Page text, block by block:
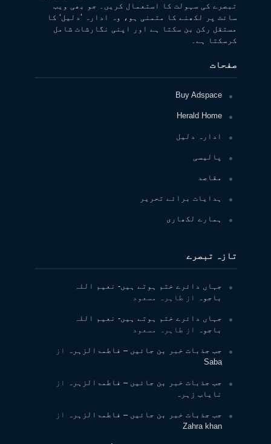
تبصرے کی سہولت کا استعمال کریں۔ جو بھی ویب
سائٹ پر لکھنے کا متمنی ہو، وہ ادارہ ’دلیل‘ کا
مستقل رکن بن سکتا ہے اور اپنی نگارشات شامل
کرسکتا ہے۔
صفحات
Buy Adspace
Herald Home
ادارہ دلیل
پالیسی
مقاصد
ہدایات برائے تحریر
ہمارے لکھاری
تازہ تبصرے
جہاں دائرے ختم ہوتے ہیں- نعیم اللہ
باجوہ
از طاہرہ مسعود
جہاں دائرے ختم ہوتے ہیں- نعیم اللہ
باجوہ
از طاہرہ مسعود
جب جذبات خبر بن جائیں – فاطمۃالزہرہ
از
Saba
جب جذبات خبر بن جائیں – فاطمۃالزہرہ
از
نایاب زہرہ
جب جذبات خبر بن جائیں – فاطمۃالزہرہ
از
Zahra khan